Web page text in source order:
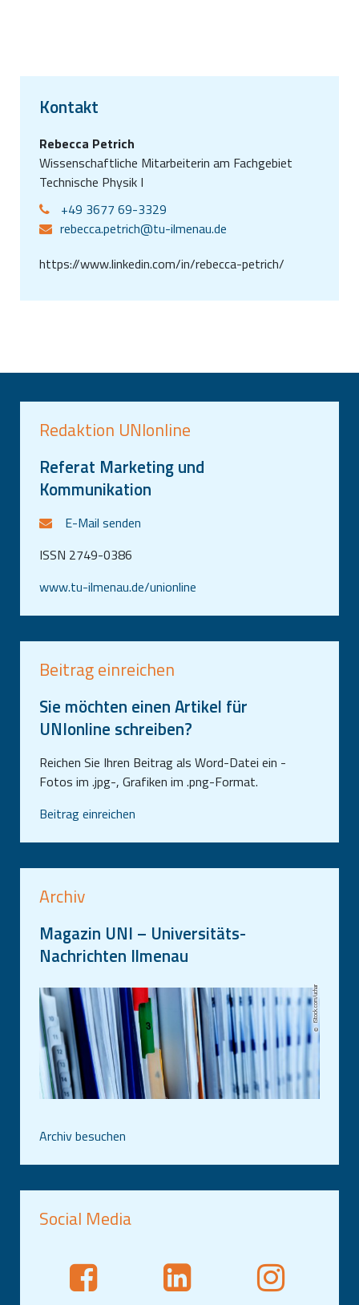
Kontakt
Rebecca Petrich
Wissenschaftliche Mitarbeiterin am Fachgebiet
Technische Physik I
+49 3677 69-3329
rebecca.petrich@tu-ilmenau.de
https://www.linkedin.com/in/rebecca-petrich/
Redaktion UNIonline
Referat Marketing und
Kommunikation
E-Mail senden
www.tu-ilmenau.de/unionline
ISSN 2749-0386
Beitrag einreichen
Sie möchten einen Artikel für
UNIonline schreiben?
Reichen Sie Ihren Beitrag als Word-Datei ein -
Fotos im .jpg-, Grafiken im .png-Format.
Beitrag einreichen
Archiv
Magazin UNI – Universitäts-
Nachrichten Ilmenau
iStock.com/uchar
Archiv besuchen
Social Media